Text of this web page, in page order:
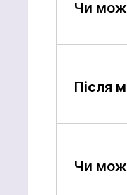
Чи
Після
Чи